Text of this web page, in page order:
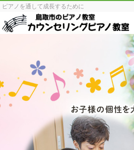
ピアノを通して成長するために